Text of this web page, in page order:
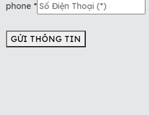
phone *
GỬI THÔNG TIN